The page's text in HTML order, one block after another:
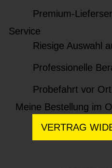
Premium-
Service
Riesige Auswahl
Professionelle
Probefahrt vor Ort
Meine Bestellung im
VERTRAG